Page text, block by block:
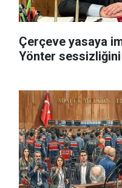
Çerçeve yasaya
Yönter